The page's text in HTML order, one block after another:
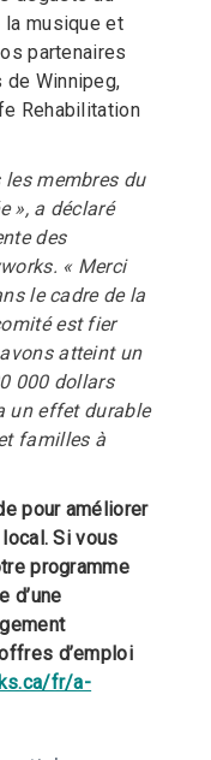
musique et
partenaires
de Winnipeg,
Rehabilitation
les membres du
», a déclaré
des
« Merci
le cadre de la
est fier
avons atteint un
000 dollars
un effet durable
familles à
pour améliorer
Si vous
programme
d’une
d’emploi
fr/a-